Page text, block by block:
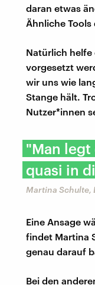
daran etwas
Ähnliche
Natürlich helfe
vorgesetzt
wir uns wie
Stange hält.
Nutzer*innen
"Man legt
quasi in
Martina Schulte,
Eine Ansage
findet Martina
genau darauf
Bei den